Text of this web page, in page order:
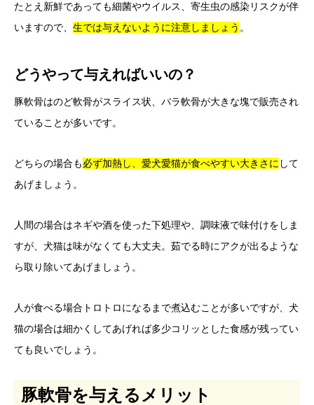
たとえ新鮮であっても細菌やウイルス、寄生虫の感染リスクが伴
いますので、 生では与えないように注意しましょう 。
どうやって与えればいいの？
豚軟骨はのど軟骨がスライス状、バラ軟骨が大きな塊で販売され
ていることが多いです。
どちらの場合も必ず加熱し、愛犬愛猫が食べやすい大きさに して
あげましょう。
人間の場合はネギや酒を使った下処理や、調味液で味付けをしま
すが、犬猫は味がなくても大丈夫。茹でる時にアクが出るような
ら取り除いてあげましょう。
人が食べる場合トロトロになるまで煮込むことが多いですが、犬
猫の場合は細かくしてあげれば多少コリッとした食感が残ってい
ても良いでしょう。
豚軟骨を与えるメリット